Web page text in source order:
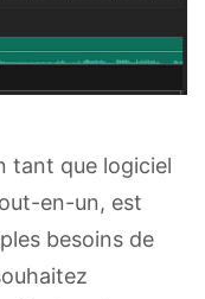
tant que logiciel
en-un, est
besoins de